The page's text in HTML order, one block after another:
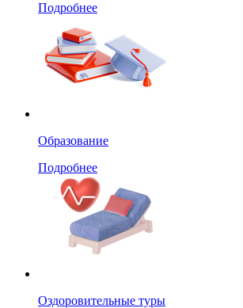
Подробнее
Образование
Подробнее
Оздоровительные туры